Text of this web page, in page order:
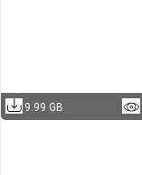
9.99 GB